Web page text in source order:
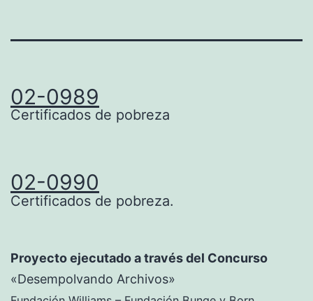
02-0989
Certificados de pobreza
02-0990
Certificados de pobreza.
Proyecto ejecutado a través del Concurso
«Desempolvando Archivos»